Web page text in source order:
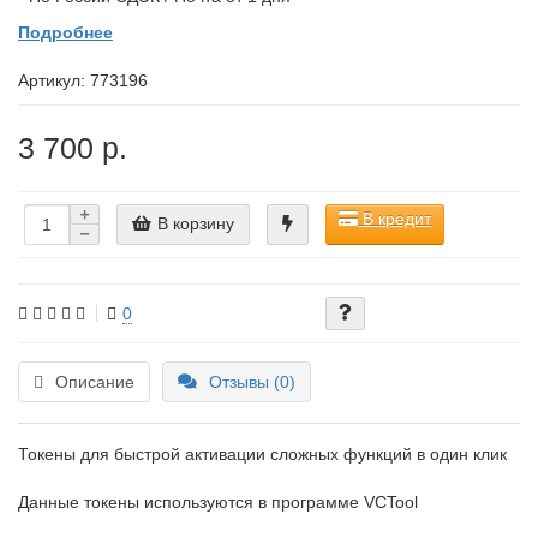
Подробнее
Артикул: 773196
3 700 р.
В корзину В кредит
0
Описание Отзывы (0)
Токены для быстрой активации сложных функций в один клик
Данные токены используются в программе VCTool